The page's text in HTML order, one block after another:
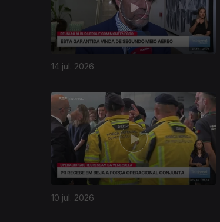
14 jul. 2026
10 jul. 2026